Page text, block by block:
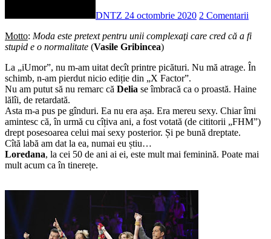
DNTZ 24 octombrie 2020 2 Comentarii
Motto: Moda este pretext pentru unii complexaţi care cred că a fi
stupid e o normalitate (Vasile Gribincea)
La „iUmor”, nu m-am uitat decît printre picături. Nu mă atrage. În
schimb, n-am pierdut nicio ediție din „X Factor”.
Nu am putut să nu remarc că Delia se îmbracă ca o proastă. Haine
lălîi, de retardată.
Asta m-a pus pe gînduri. Ea nu era așa. Era mereu sexy. Chiar îmi
amintesc că, în urmă cu cîțiva ani, a fost votată (de cititorii „FHM”)
drept posesoarea celui mai sexy posterior. Și pe bună dreptate.
Cîtă labă am dat la ea, numai eu știu…
Loredana, la cei 50 de ani ai ei, este mult mai feminină. Poate mai
mult acum ca în tinerețe.